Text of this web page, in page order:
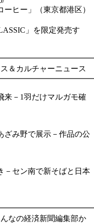
ヒー」（東京都港区）
」を限定発売す
＆カルチャーニュース
－1羽だけマルガモ確
み野で展示－作品の公
セン南で新そばと日本
なの経済新聞編集部か